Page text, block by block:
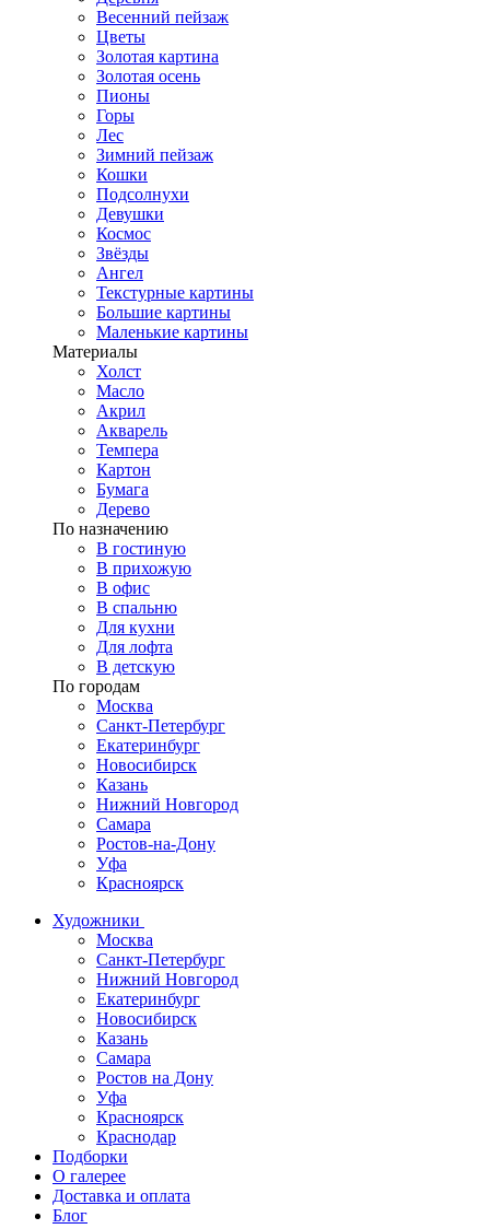
Весенний пейзаж
Цветы
Золотая картина
Золотая осень
Пионы
Горы
Лес
Зимний пейзаж
Кошки
Подсолнухи
Девушки
Космос
Звёзды
Ангел
Текстурные картины
Большие картины
Маленькие картины
Материалы
Холст
Масло
Акрил
Акварель
Темпера
Картон
Бумага
Дерево
По назначению
В гостиную
В прихожую
В офис
В спальню
Для кухни
Для лофта
В детскую
По городам
Москва
Санкт-Петербург
Екатеринбург
Новосибирск
Казань
Нижний Новгород
Самара
Ростов-на-Дону
Уфа
Красноярск
Художники
Москва
Санкт-Петербург
Нижний Новгород
Екатеринбург
Новосибирск
Казань
Самара
Ростов на Дону
Уфа
Красноярск
Краснодар
Подборки
О галерее
Доставка и оплата
Блог